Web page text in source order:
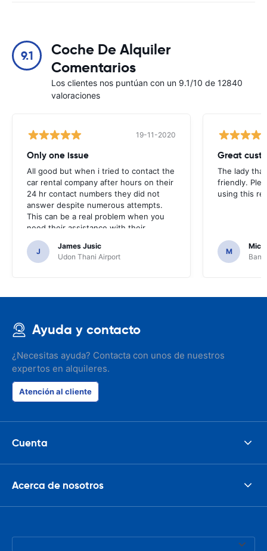
9.1
Coche De Alquiler
Comentarios
Los clientes nos puntúan con un 9.1/10 de 12840
valoraciones
19-11-2020
Only one issue
All good but when i tried to contact the
car rental company after hours on their
24 hr contact numbers they did not
answer despite numerous attempts.
This can be a real problem when you
need their assistance with their
services or car.
J
James Jusic
Udon Thani Airport
Great
The lady
friendly.
using this
M
Ayuda y contacto
¿Necesitas ayuda? Contacta con unos de nuestros
expertos en alquileres.
Atención al cliente
Cuenta
Acerca de nosotros